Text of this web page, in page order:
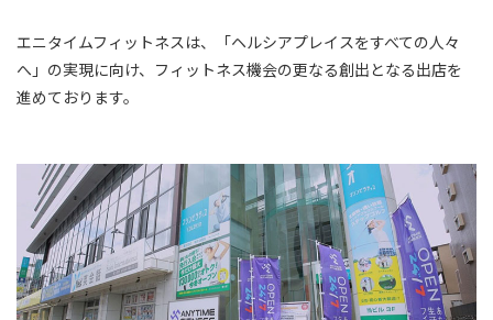
エニタイムフィットネスは、「ヘルシアプレイスをすべての人々
へ」の実現に向け、フィットネス機会の更なる創出となる出店を
進めております。